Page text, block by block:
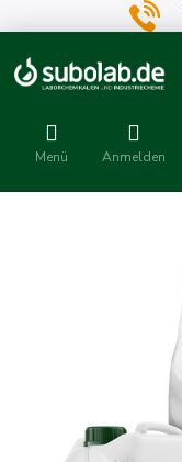
Menü Anmelden